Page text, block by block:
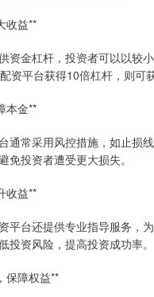
收益**
资金杠杆，投资者可以以较
资平台获得10倍杠杆，则可
本金**
通常采用风控措施，如止损
免投资者遭受更大损失。
收益**
平台还提供专业指导服务，
投资风险，提高投资成功率。
保障权益**